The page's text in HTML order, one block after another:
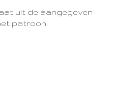
uit de aangegeven
patroon.